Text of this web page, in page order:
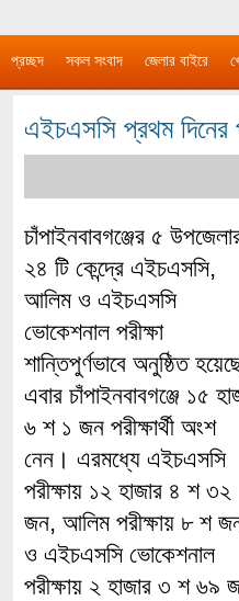
প্রচ্ছদ সকল সংবাদ জেলার বাইরে
এইচএসসি প্রথম দিনের
চাঁপাইনবাবগঞ্জের ৫
২৪ টি কেন্দ্রে এইচএসসি,
আলিম ও এইচএসসি
ভোকেশনাল পরীক্ষা
শান্তিপুর্ণভাবে অনুষ্ঠিত
এবার চাঁপাইনবাবগঞ্জে ১৫
৬ শ ১ জন পরীক্ষার্থী অংশ
নেন। এরমধ্যে এইচএসসি
পরীক্ষায় ১২ হাজার ৪ শ ৩২
জন, আলিম পরীক্ষায় ৮ শ
ও এইচএসসি ভোকেশনাল
পরীক্ষায় ২ হাজার ৩ শ ৬৯